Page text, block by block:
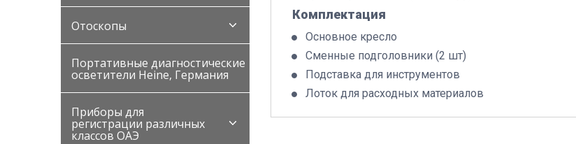
Отоскопы
Портативные диагностические
осветители Heine, Германия
Приборы для
регистрации различных
классов ОАЭ
Комплектация
Основное кресло
Сменные подголовники (2 шт)
Подставка для инструментов
Лоток для расходных материалов